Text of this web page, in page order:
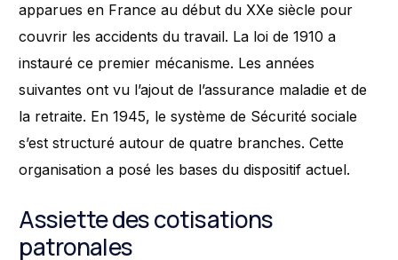
apparues en France au début du XXe siècle pour
couvrir les accidents du travail. La loi de 1910 a
instauré ce premier mécanisme. Les années
suivantes ont vu l’ajout de l’assurance maladie et de
la retraite. En 1945, le système de Sécurité sociale
s’est structuré autour de quatre branches. Cette
organisation a posé les bases du dispositif actuel.
Assiette des cotisations
patronales